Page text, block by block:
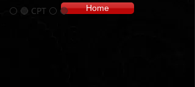
⚪️ 🔵 CPT ⚪️ 🔵
Home